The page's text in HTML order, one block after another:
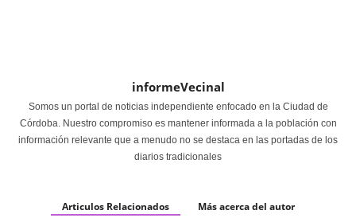
informeVecinal
Somos un portal de noticias independiente enfocado en la Ciudad de
Córdoba. Nuestro compromiso es mantener informada a la población con
información relevante que a menudo no se destaca en las portadas de los
diarios tradicionales
Articulos Relacionados Más acerca del autor